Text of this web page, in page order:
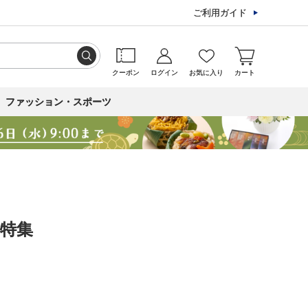
ご利用ガイド
クーポン ログイン お気に入り カート
ファッション・スポーツ
集